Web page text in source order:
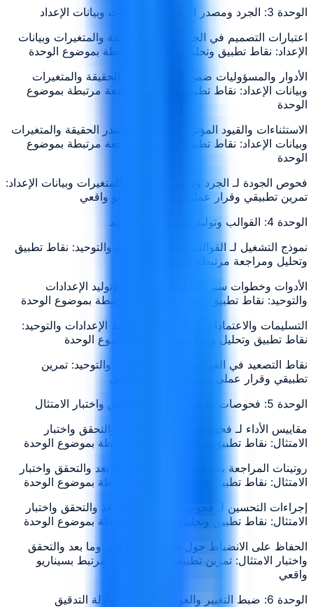
الوحدة 3: الجرد ومصدر الحقيقة والمتغيرات وبيانات الإعداد
اعتبارات التصميم في الجرد ومصدر الحقيقة والمتغيرات وبيانات
الإعداد: نقاط تطبيق وتحليل ومراجعة مرتبطة بموضوع الوحدة
الأدوار والمسؤوليات ضمن الجرد ومصدر الحقيقة والمتغيرات
وبيانات الإعداد: نقاط تطبيق وتحليل ومراجعة مرتبطة بموضوع
الوحدة
الاستثناءات والقيود المؤثرة في الجرد ومصدر الحقيقة والمتغيرات
وبيانات الإعداد: نقاط تطبيق وتحليل ومراجعة مرتبطة بموضوع
الوحدة
فحوص الجودة لـ الجرد ومصدر الحقيقة والمتغيرات وبيانات الإعداد:
تمرين تطبيقي وقرار عملي مرتبط بسيناريو واقعي
الوحدة 4: القوالب وتوليد الإعدادات والتوحيد
نموذج التشغيل لـ القوالب وتوليد الإعدادات والتوحيد: نقاط تطبيق
وتحليل ومراجعة مرتبطة بموضوع الوحدة
الأدوات وخطوات سير العمل في القوالب وتوليد الإعدادات
والتوحيد: نقاط تطبيق وتحليل ومراجعة مرتبطة بموضوع الوحدة
التسليمات والاعتمادات حول القوالب وتوليد الإعدادات والتوحيد:
نقاط تطبيق وتحليل ومراجعة مرتبطة بموضوع الوحدة
نقاط التصعيد في القوالب وتوليد الإعدادات والتوحيد: تمرين
تطبيقي وقرار عملي مرتبط بسيناريو واقعي
الوحدة 5: فحوصات ما قبل وما بعد والتحقق واختبار الامتثال
مقاييس الأداء لـ فحوصات ما قبل وما بعد والتحقق واختبار
الامتثال: نقاط تطبيق وتحليل ومراجعة مرتبطة بموضوع الوحدة
روتينات المراجعة بعد فحوصات ما قبل وما بعد والتحقق واختبار
الامتثال: نقاط تطبيق وتحليل ومراجعة مرتبطة بموضوع الوحدة
إجراءات التحسين لـ فحوصات ما قبل وما بعد والتحقق واختبار
الامتثال: نقاط تطبيق وتحليل ومراجعة مرتبطة بموضوع الوحدة
الحفاظ على الانضباط حول فحوصات ما قبل وما بعد والتحقق
واختبار الامتثال: تمرين تطبيقي وقرار عملي مرتبط بسيناريو
واقعي
الوحدة 6: ضبط التغيير والعودة والسجلات وأدلة التدقيق